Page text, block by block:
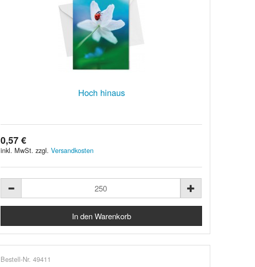
Hoch hinaus
0,57 €
inkl. MwSt. zzgl.Versandkosten
Bestell-Nr. 49411